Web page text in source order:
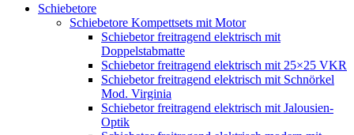
Schiebetore
Schiebetore Kompettsets mit Motor
Schiebetor freitragend elektrisch mit
Doppelstabmatte
Schiebetor freitragend elektrisch mit 25×25 VKR
Schiebetor freitragend elektrisch mit Schnörkel
Mod. Virginia
Schiebetor freitragend elektrisch mit Jalousien-
Optik